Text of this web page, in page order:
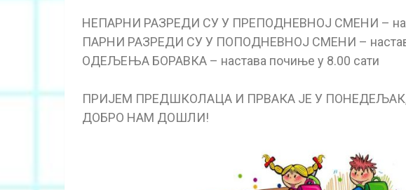
НЕПАРНИ РАЗРЕДИ СУ У ПРЕПОДНЕВНОЈ СМЕНИ –
ПАРНИ РАЗРЕДИ СУ У ПОПОДНЕВНОЈ СМЕНИ –
ОДЕЉЕЊА БОРАВКА – настава почиње у 8.00 сати
ПРИЈЕМ ПРЕДШКОЛАЦА И ПРВАКА ЈЕ У ПОНЕДЕЉАК,
ДОБРО НАМ ДОШЛИ!